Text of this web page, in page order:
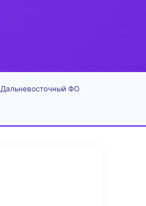
Дальневосточный ФО